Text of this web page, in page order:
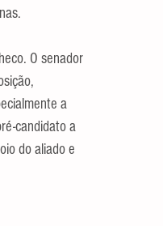
O senador
a
candidato a
do aliado e